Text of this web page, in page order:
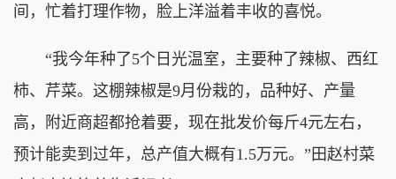
间，忙着打理作物，脸上洋溢着丰收的喜悦。
“我今年种了5个日光温室，主要种了辣椒、西红
柿、芹菜。这棚辣椒是9月份栽的，品种好、产量
高，附近商超都抢着要，现在批发价每斤4元左右，
预计能卖到过年，总产值大概有1.5万元。”田赵村菜